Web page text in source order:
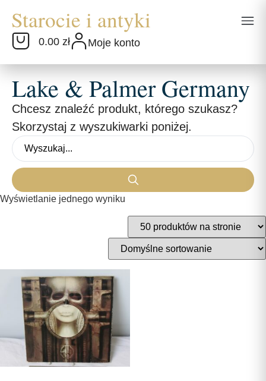
0.00 zł Moje konto
Lake & Palmer Germany
Chcesz znaleźć produkt, którego szukasz?
Skorzystaj z wyszukiwarki poniżej.
Wyświetlanie jednego wyniku